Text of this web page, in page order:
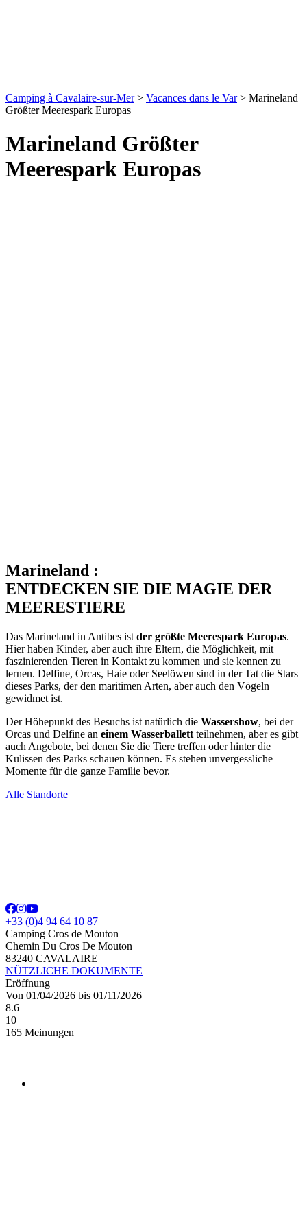
Camping à Cavalaire-sur-Mer> Vacances dans le Var> Marineland
Größter Meerespark Europas
Marineland Größter
Meerespark Europas
Marineland :
ENTDECKEN SIE DIE MAGIE DER
MEERESTIERE
Das Marineland in Antibes ist der größte Meerespark Europas.
Hier haben Kinder, aber auch ihre Eltern, die Möglichkeit, mit
faszinierenden Tieren in Kontakt zu kommen und sie kennen zu
lernen. Delfine, Orcas, Haie oder Seelöwen sind in der Tat die Stars
dieses Parks, der den maritimen Arten, aber auch den Vögeln
gewidmet ist.
Der Höhepunkt des Besuchs ist natürlich die Wassershow, bei der
Orcas und Delfine an einem Wasserballett teilnehmen, aber es gibt
auch Angebote, bei denen Sie die Tiere treffen oder hinter die
Kulissen des Parks schauen können. Es stehen unvergessliche
Momente für die ganze Familie bevor.
Alle Standorte
+33 (0)4 94 64 10 87
Camping Cros de Mouton
Chemin Du Cros De Mouton
83240 CAVALAIRE
NÜTZLICHE DOKUMENTE
Eröffnung
Von 01/04/2026 bis 01/11/2026
8.6
10
165 Meinungen